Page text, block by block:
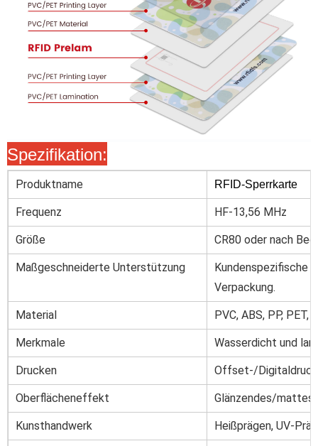
Spezifikation:
Produktname RFID-Sperrkarte
Frequenz HF-13,56 MHz
Größe CR80 oder nach
Maßgeschneiderte Unterstützung
Kundenspezifische
Verpackung.
Material PVC, ABS, PP,
Merkmale Wasserdicht und
Drucken Offset-/
Oberflächeneffekt Glänzendes/
Kunsthandwerk Heißprägen, UV-